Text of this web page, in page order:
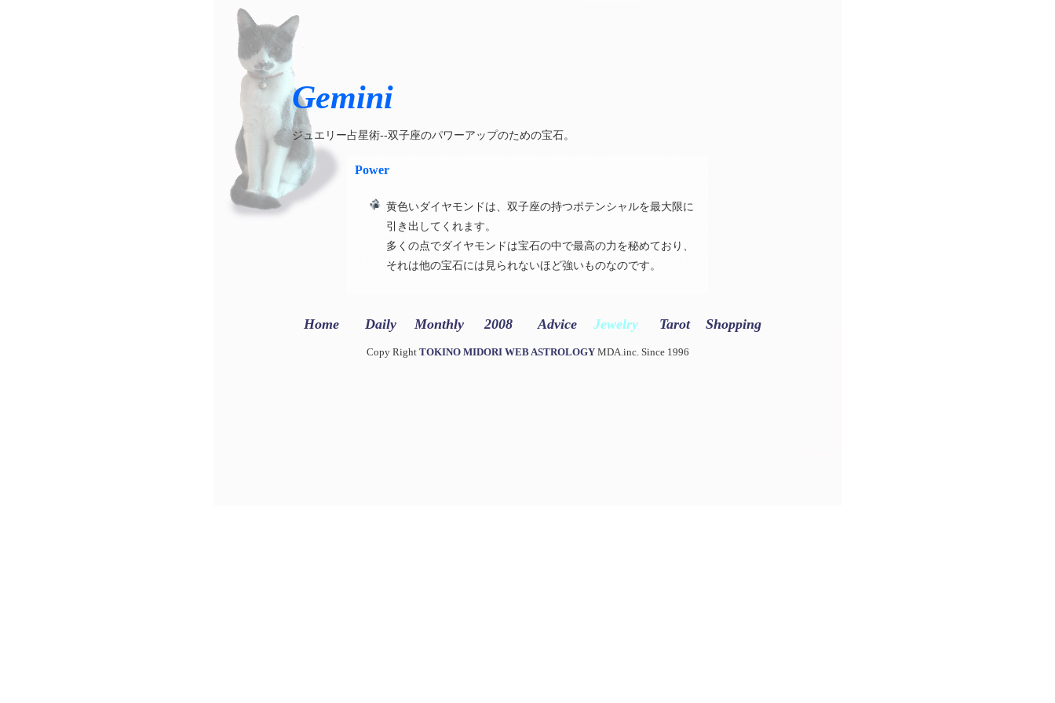
Gemini
ジュエリー占星術--双子座のパワーアップのための宝石。
Power
黄色いダイヤモンドは、双子座の持つポテンシャルを最大限に
引き出してくれます。
多くの点でダイヤモンドは宝石の中で最高の力を秘めており、
それは他の宝石には見られないほど強いものなのです。
Home Daily Monthly 2008 Advice Jewelry Tarot Shopping
Copy Right TOKINO MIDORI WEB ASTROLOGYMDA.inc. Since 1996